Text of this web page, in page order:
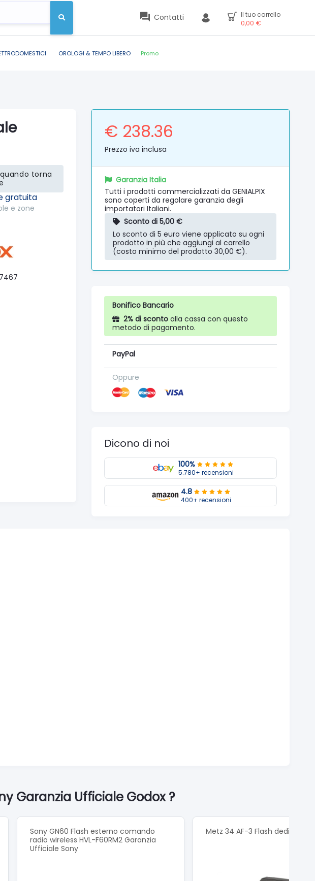
Contatti
Il tuo carrello
0,00 €
OROLOGI & TEMPO LIBERO Promo
torna
gratuita
e zone
€ 238.36
Prezzo iva inclusa
Garanzia Italia
Tutti i prodotti commercializzati da GENIALPIX
sono coperti da regolare garanzia degli
importatori Italiani.
Sconto di 5,00 €
Lo sconto di 5 euro viene applicato su ogni
prodotto in più che aggiungi al carrello
(costo minimo del prodotto 30,00 €).
Bonifico Bancario
2% di sconto alla cassa con questo
metodo di pagamento.
PayPal
Oppure
Dicono di noi
100%
5.780+ recensioni
4.8
400+ recensioni
Garanzia Ufficiale Godox ?
Sony GN60 Flash esterno comando
radio wireless HVL-F60RM2 Garanzia
Ufficiale Sony
Metz 34 AF-3 Flash dedicato